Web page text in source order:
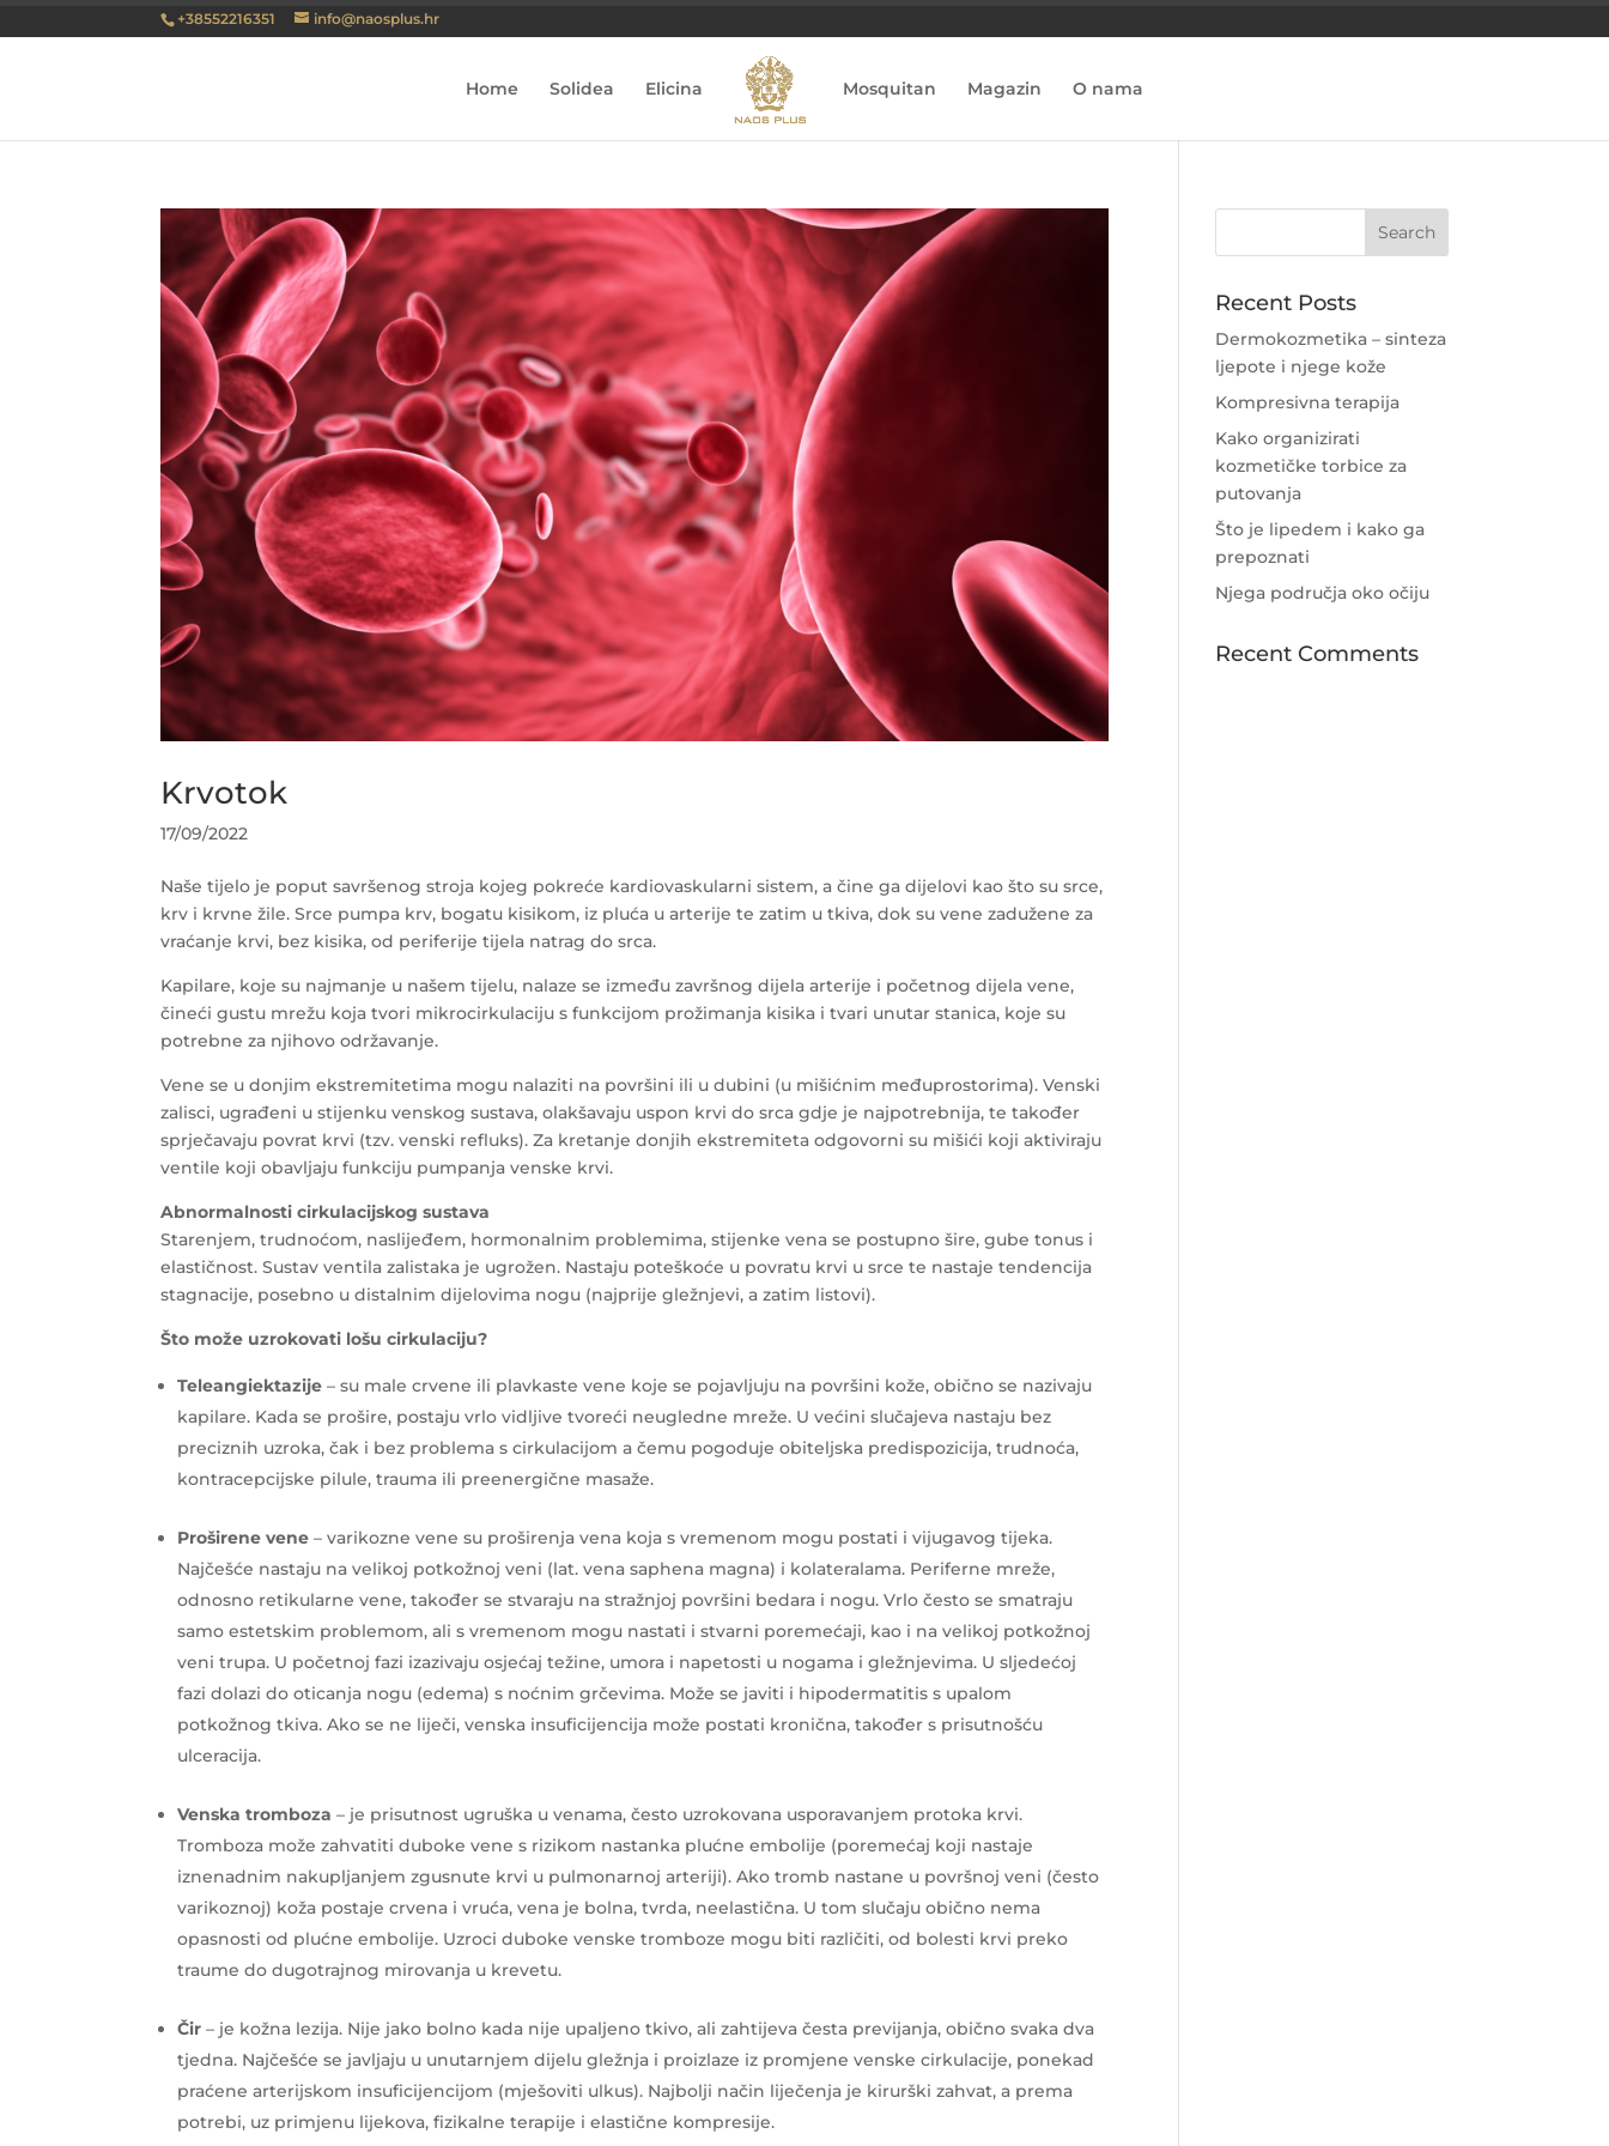
+38552216351 info@naosplus.hr
Home Solidea Elicina Mosquitan Magazin O nama
Krvotok
17/09/2022
Naše tijelo je poput savršenog stroja kojeg pokreće kardiovaskularni sistem, a čine ga dijelovi kao što su srce,
krv i krvne žile. Srce pumpa krv, bogatu kisikom, iz pluća u arterije te zatim u tkiva, dok su vene zadužene za
vraćanje krvi, bez kisika, od periferije tijela natrag do srca.
Kapilare, koje su najmanje u našem tijelu, nalaze se između završnog dijela arterije i početnog dijela vene,
čineći gustu mrežu koja tvori mikrocirkulaciju s funkcijom prožimanja kisika i tvari unutar stanica, koje su
potrebne za njihovo održavanje.
Vene se u donjim ekstremitetima mogu nalaziti na površini ili u dubini (u mišićnim međuprostorima). Venski
zalisci, ugrađeni u stijenku venskog sustava, olakšavaju uspon krvi do srca gdje je najpotrebnija, te također
sprječavaju povrat krvi (tzv. venski refluks). Za kretanje donjih ekstremiteta odgovorni su mišići koji aktiviraju
ventile koji obavljaju funkciju pumpanja venske krvi.
Abnormalnosti cirkulacijskog sustava
Starenjem, trudnoćom, naslijeđem, hormonalnim problemima, stijenke vena se postupno šire, gube tonus i
elastičnost. Sustav ventila zalistaka je ugrožen. Nastaju poteškoće u povratu krvi u srce te nastaje tendencija
stagnacije, posebno u distalnim dijelovima nogu (najprije gležnjevi, a zatim listovi).
Što može uzrokovati lošu cirkulaciju?
Teleangiektazije – su male crvene ili plavkaste vene koje se pojavljuju na površini kože, obično se nazivaju
kapilare. Kada se prošire, postaju vrlo vidljive tvoreći neugledne mreže. U većini slučajeva nastaju bez
preciznih uzroka, čak i bez problema s cirkulacijom a čemu pogoduje obiteljska predispozicija, trudnoća,
kontracepcijske pilule, trauma ili preenergične masaže.
Proširene vene– varikozne vene su proširenja vena koja s vremenom mogu postati i vijugavog tijeka.
Najčešće nastaju na velikoj potkožnoj veni (lat. vena saphena magna) i kolateralama. Periferne mreže,
odnosno retikularne vene, također se stvaraju na stražnjoj površini bedara i nogu. Vrlo često se smatraju
samo estetskim problemom, ali s vremenom mogu nastati i stvarni poremećaji, kao i na velikoj potkožnoj
veni trupa. U početnoj fazi izazivaju osjećaj težine, umora i napetosti u nogama i gležnjevima. U sljedećoj
fazi dolazi do oticanja nogu (edema) s noćnim grčevima. Može se javiti i hipodermatitis s upalom
potkožnog tkiva. Ako se ne liječi, venska insuficijencija može postati kronična, također s prisutnošću
ulceracija.
Venska tromboza – je prisutnost ugruška u venama, često uzrokovana usporavanjem protoka krvi.
Tromboza može zahvatiti duboke vene s rizikom nastanka plućne embolije (poremećaj koji nastaje
iznenadnim nakupljanjem zgusnute krvi u pulmonarnoj arteriji). Ako tromb nastane u površnoj veni (često
varikoznoj) koža postaje crvena i vruća, vena je bolna, tvrda, neelastična. U tom slučaju obično nema
opasnosti od plućne embolije. Uzroci duboke venske tromboze mogu biti različiti, od bolesti krvi preko
traume do dugotrajnog mirovanja u krevetu.
Čir – je kožna lezija. Nije jako bolno kada nije upaljeno tkivo, ali zahtijeva česta previjanja, obično svaka dva
tjedna. Najčešće se javljaju u unutarnjem dijelu gležnja i proizlaze iz promjene venske cirkulacije, ponekad
praćene arterijskom insuficijencijom (mješoviti ulkus). Najbolji način liječenja je kirurški zahvat, a prema
potrebi, uz primjenu lijekova, fizikalne terapije i elastične kompresije.
Recent Posts
Dermokozmetika – sinteza
ljepote i njege kože
Kompresivna terapija
Kako organizirati
kozmetičke torbice za
putovanja
Što je lipedem i kako ga
prepoznati
Njega područja oko očiju
Recent Comments